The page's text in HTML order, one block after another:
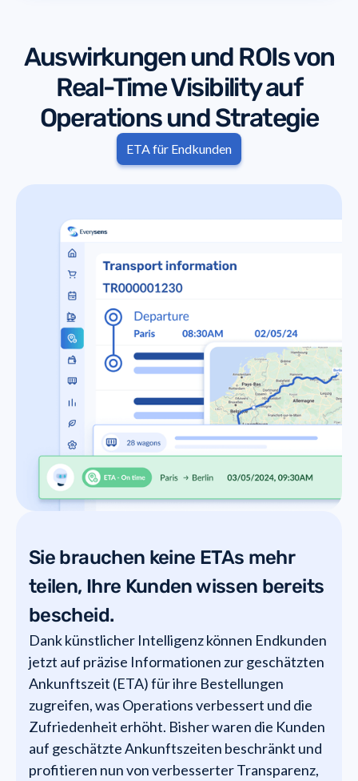
Auswirkungen und ROIs von
Real-Time Visibility auf
Operations und Strategie
ETA für Endkunden
Sie brauchen keine ETAs mehr
teilen, Ihre Kunden wissen bereits
bescheid.
Dank künstlicher Intelligenz können Endkunden
jetzt auf präzise Informationen zur geschätzten
Ankunftszeit (ETA) für ihre Bestellungen
zugreifen, was Operations verbessert und die
Zufriedenheit erhöht. Bisher waren die Kunden
auf geschätzte Ankunftszeiten beschränkt und
profitieren nun von verbesserter Transparenz,